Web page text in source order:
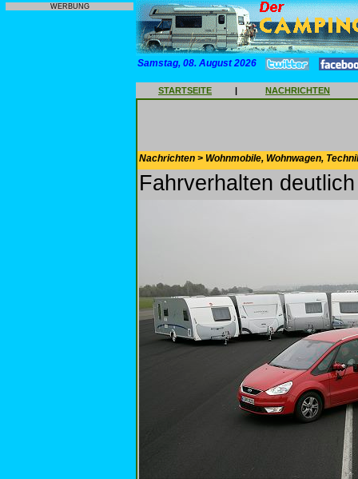
WERBUNG
Samstag, 08. August 2026
STARTSEITE | NACHRICHTEN
Nachrichten > Wohnmobile, Wohnwagen,
Fahrverhalten